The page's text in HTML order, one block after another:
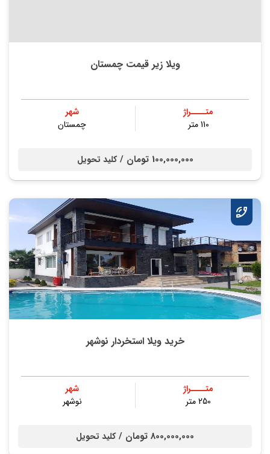
ویلا زیر قیمت چمستان
متــــراژ
110 متر
شهر
چمستان
100,000,000 تومان / کلید تحویل
خرید ویلا استخردار نوشهر
متــــراژ
250 متر
شهر
نوشهر
800,000,000 تومان / کلید تحویل